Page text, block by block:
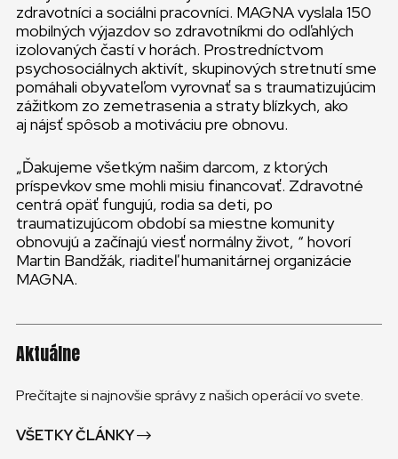
zdravotníci a sociálni pracovníci. MAGNA vyslala 150
mobilných výjazdov so zdravotníkmi do odľahlých
izolovaných častí v horách. Prostredníctvom
psychosociálnych aktivít, skupinových stretnutí sme
pomáhali obyvateľom vyrovnať sa s traumatizujúcim
zážitkom zo zemetrasenia a straty blízkych, ako
aj nájsť spôsob a motiváciu pre obnovu.
„Ďakujeme všetkým našim darcom, z ktorých
príspevkov sme mohli misiu financovať. Zdravotné
centrá opäť fungujú, rodia sa deti, po
traumatizujúcom období sa miestne komunity
obnovujú a začínajú viesť normálny život, “ hovorí
Martin Bandžák, riaditeľ humanitárnej organizácie
MAGNA.
Aktuálne
Prečítajte si najnovšie správy z našich operácií vo svete.
VŠETKY ČLÁNKY